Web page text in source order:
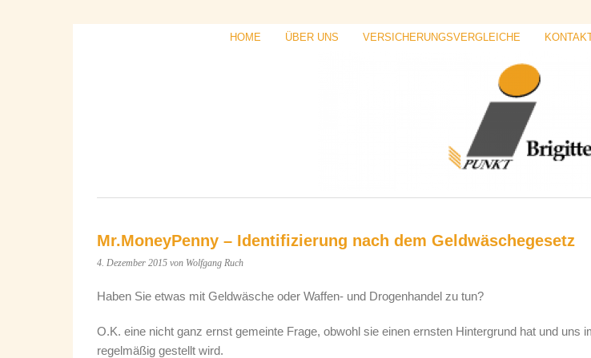
HOME ÜBER UNS VERSICHERUNGSVERGLEICHE
Mr.MoneyPenny – Identifizierung nach dem Geldwäschegesetz
4. Dezember 2015 von Wolfgang Ruch
Haben Sie etwas mit Geldwäsche oder Waffen- und Drogenhandel zu tun?
O.K. eine nicht ganz ernst gemeinte Frage, obwohl sie einen ernsten Hintergrund hat und uns
regelmäßig gestellt wird.